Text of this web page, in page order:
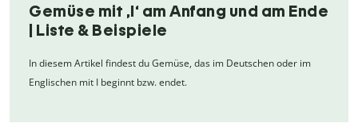
Gemüse mit ,I‘ am Anfang und am Ende
| Liste & Beispiele
In diesem Artikel findest du Gemüse, das im Deutschen oder im
Englischen mit I beginnt bzw. endet.